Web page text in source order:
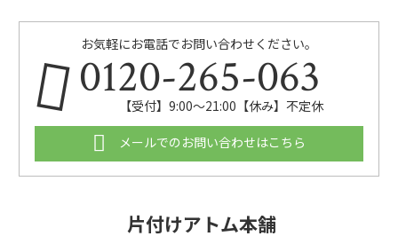
お気軽にお電話でお問い合わせください。
0120-265-063
【受付】9:00〜21:00【休み】不定休
メールでのお問い合わせはこちら
片付けアトム本舗